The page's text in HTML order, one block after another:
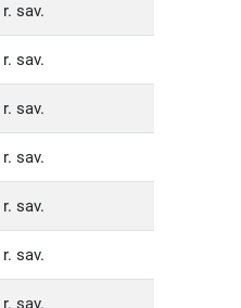
sav.
sav.
sav.
sav.
sav.
sav.
sav.